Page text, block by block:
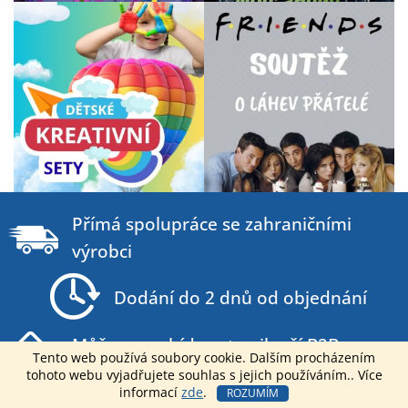
Tento web používá soubory cookie. Dalším procházením
tohoto webu vyjadřujete souhlas s jejich používáním.. Více
informacízde. ROZUMÍM
p
Přímá spolupráce se zahraničními
výrobci
Dodání do 2 dnů od objednání
Můžeme nabídnout nejlepší B2B ceny na
trhu